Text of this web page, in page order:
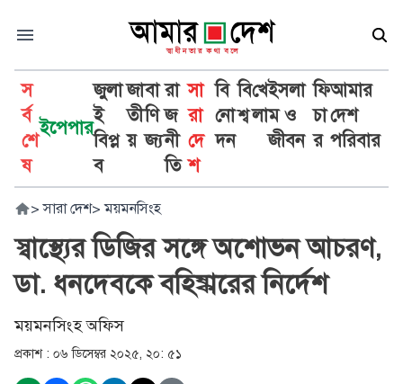
স
র্ব
শে
ষ
ইপেপার
জুলা
ই
বিপ্ল
ব
জা
তী
য়
বা
ণি
জ্য
রা
জ
নী
তি
সা
রা
দে
শ
বি
নো
দন
বি
শ্ব
খে
লা
ইসলা
ম ও
জীবন
ফি
চা
র
আমার
দেশ
পরিবার
> সারা দেশ> ময়মনসিংহ
স্বাস্থ্যের ডিজির সঙ্গে অশোভন আচরণ,
ডা. ধনদেবকে বহিষ্কারের নির্দেশ
ময়মনসিংহ অফিস
প্রকাশ : ০৬ ডিসেম্বর ২০২৫, ২০: ৫১